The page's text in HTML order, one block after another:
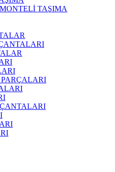
TAŞIMA